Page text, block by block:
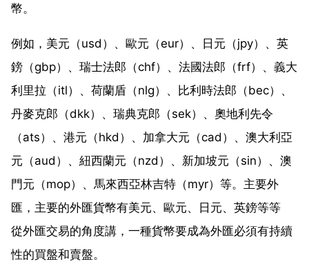
幣。
例如，美元（usd）、歐元（eur）、日元（jpy）、英
鎊（gbp）、瑞士法郎（chf）、法國法郎（frf）、義大
利里拉（itl）、荷蘭盾（nlg）、比利時法郎（bec）、
丹麥克郎（dkk）、瑞典克郎（sek）、奧地利先令
（ats）、港元（hkd）、加拿大元（cad）、澳大利亞
元（aud）、紐西蘭元（nzd）、新加坡元（sin）、澳
門元（mop）、馬來西亞林吉特（myr）等。主要外
匯，主要的外匯貨幣有美元、歐元、日元、英鎊等等
從外匯交易的角度講，一種貨幣要成為外匯必須有持續
性的買盤和賣盤。